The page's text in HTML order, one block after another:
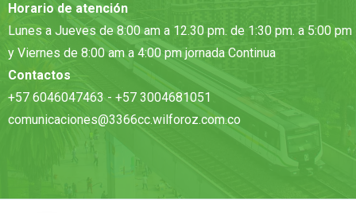
Horario de atención
Lunes a Jueves de 8:00 am a 12.30 pm. de 1:30 pm. a 5:00 pm
y Viernes de 8:00 am a 4:00 pm jornada Continua
Contactos
+57 6046047463 - +57 3004681051
comunicaciones@3366cc.wilforoz.com.co